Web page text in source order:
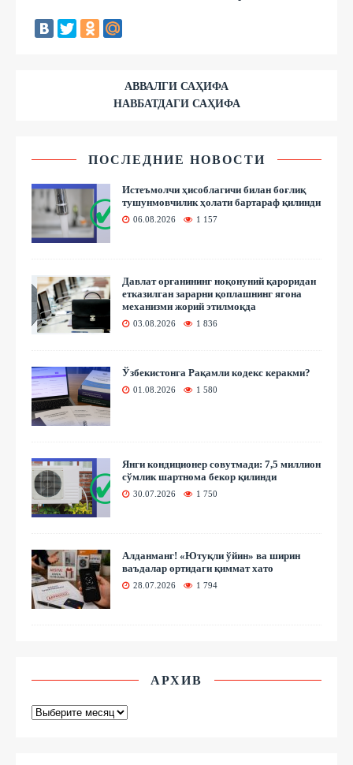
АВВАЛГИ САҲИФА
НАВБАТДАГИ САҲИФА
ПОСЛЕДНИЕ НОВОСТИ
Истеъмолчи ҳисоблагичи билан боғлиқ
тушунмовчилик ҳолати бартараф қилинди
06.08.2026 1 157
Давлат органининг ноқонуний қароридан
етказилган зарарни қоплашнинг ягона
механизми жорий этилмоқда
03.08.2026 1 836
Ўзбекистонга Рақамли кодекс керакми?
01.08.2026 1 580
Янги кондиционер совутмади: 7,5 миллион
сўмлик шартнома бекор қилинди
30.07.2026 1 750
Алданманг! «Ютуқли ўйин» ва ширин
ваъдалар ортидаги қиммат хато
28.07.2026 1 794
АРХИВ